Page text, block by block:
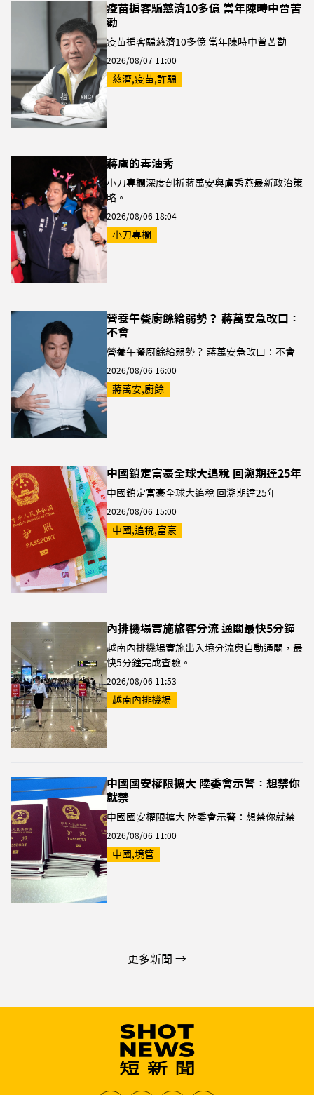
疫苗掮客騙慈濟10多億 當年陳時中曾苦
勸
疫苗掮客騙慈濟10多億 當年陳時中曾苦勸
2026/08/07 11:00
慈濟,疫苗,詐騙
蔣盧的毒油秀
小刀專欄深度剖析蔣萬安與盧秀燕最新政治策
略。
2026/08/06 18:04
小刀專欄
營養午餐廚餘給弱勢？ 蔣萬安急改口：
不會
營養午餐廚餘給弱勢？ 蔣萬安急改口：不會
2026/08/06 16:00
蔣萬安,廚餘
中國鎖定富豪全球大追稅 回溯期達25年
中國鎖定富豪全球大追稅 回溯期達25年
2026/08/06 15:00
中國,追稅,富豪
內排機場實施旅客分流 通關最快5分鐘
越南內排機場實施出入境分流與自動通關，最
快5分鐘完成查驗。
2026/08/06 11:53
越南內排機場
中國國安權限擴大 陸委會示警：想禁你
就禁
中國國安權限擴大 陸委會示警：想禁你就禁
2026/08/06 11:00
中國,境管
更多新聞 →